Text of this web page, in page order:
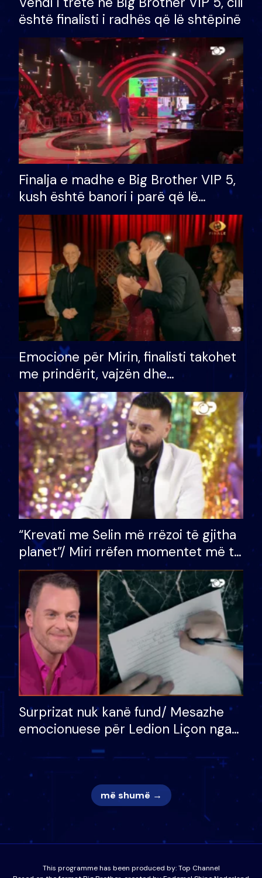
është finalisti i radhës që lë shtëpinë
Finalja e madhe e Big Brother VIP 5,
kush është banori i parë që lë
shtëpinë dhe humb mundësinë për
të fituar çmimin e madh
Emocione për Mirin, finalisti takohet
me prindërit, vajzën dhe
bashkëshorten: S’kemi ndonjë letër
divorci apo jo?
“Krevati me Selin më rrëzoi të gjitha
planet”/ Miri rrëfen momentet më të
bukura në shtëpinë e BB VIP: Do më
mungojë zilja e mëngjesit kur…
Surprizat nuk kanë fund/ Mesazhe
emocionuese për Ledion Liçon nga
nëna dhe fëmijët e tij, moderatori
nuk i mban dot lotët: Nuk meritoj…
më shumë →
This programme has been produced by:Top Channel